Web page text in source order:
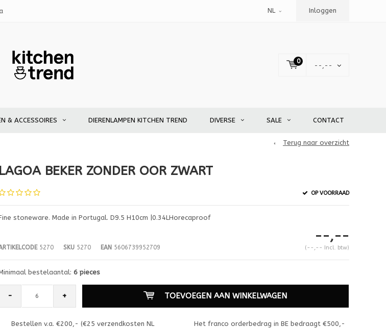
NL Inloggen
0
--,--
& ACCESSOIRES DIERENLAMPEN KITCHEN TREND DIVERSE SALE CONTACT
Terug naar overzicht
LAGOA BEKER ZONDER OOR ZWART
OP VOORRAAD
stoneware. Made in Portugal. D9.5 H10cm |0.34LHorecaproof
5270 SKU5270 EAN5606739952709
--,--
(--,-- Incl. btw)
bestelaantal: 6 pieces
- + TOEVOEGEN AAN WINKELWAGEN
Bestellen v.a. €200,- (€25 verzendkosten NL
Het franco orderbedrag in BE bedraagt €500,-